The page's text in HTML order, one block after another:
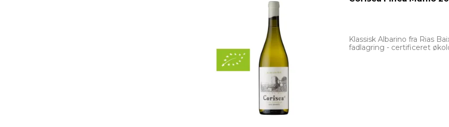
Klassisk Albarino fra Rias
fadlagring - certificeret